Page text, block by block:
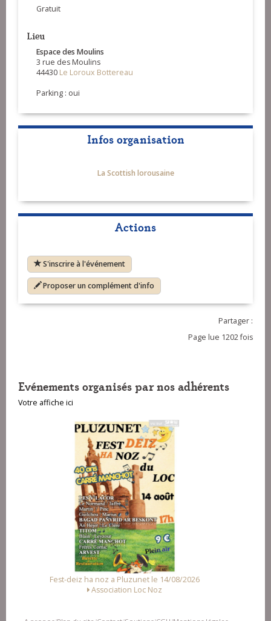
Gratuit
Lieu
Espace des Moulins
3 rue des Moulins
44430 Le Loroux Bottereau
Parking : oui
Infos organisation
La Scottish lorousaine
Actions
S'inscrire à l'événement
Proposer un complément d'info
Partager :
Page lue 1202 fois
Evénements organisés par nos adhérents
Votre affiche ici
Fest Noz a Arzal le 15/08/2026
Alliance des Associations d'Arzal